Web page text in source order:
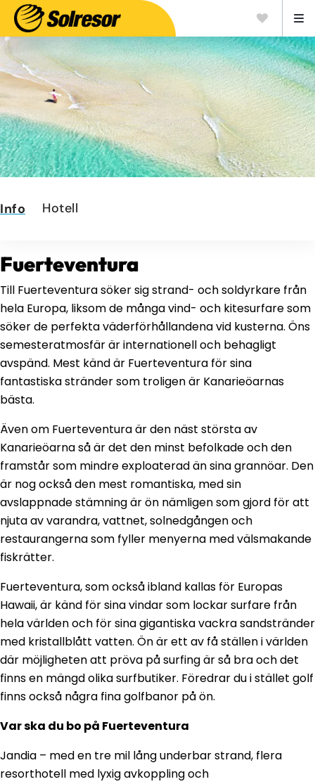
Info Hotell
Fuerteventura
Till Fuerteventura söker sig strand- och soldyrkare från
hela Europa, liksom de många vind- och kitesurfare som
söker de perfekta väderförhållandena vid kusterna. Öns
semesteratmosfär är internationell och behagligt
avspänd. Mest känd är Fuerteventura för sina
fantastiska stränder som troligen är Kanarieöarnas
bästa.
Även om Fuerteventura är den näst största av
Kanarieöarna så är det den minst befolkade och den
framstår som mindre exploaterad än sina grannöar. Den
är nog också den mest romantiska, med sin
avslappnade stämning är ön nämligen som gjord för att
njuta av varandra, vattnet, solnedgången och
restaurangerna som fyller menyerna med välsmakande
fiskrätter.
Fuerteventura, som också ibland kallas för Europas
Hawaii, är känd för sina vindar som lockar surfare från
hela världen och för sina gigantiska vackra sandstränder
med kristallblått vatten. Ön är ett av få ställen i världen
där möjligheten att pröva på surfing är så bra och det
finns en mängd olika surfbutiker. Föredrar du i stället golf
finns också några fina golfbanor på ön.
Var ska du bo på Fuerteventura
Jandia – med en tre mil lång underbar strand, flera
resorthotell med lyxig avkoppling och